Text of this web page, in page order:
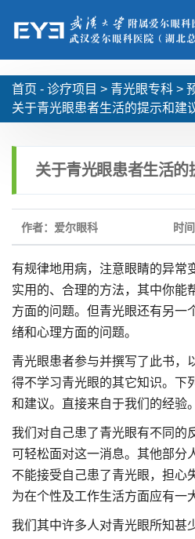
首页 - 诊疗项目 > 青光眼专科 >
关于青光眼患者生活的提示和建
关于青光眼患者生活的
作者：爱尔眼科 时
有规律地用病，注意眼睛的异常
实用的、合理的方法，其中你能
方面的问题。但青光眼还有另一
绪和心理方面的问题。
青光眼患者参与并撰写了此书，
得不学习青光眼的其它知识。下
和建议。直接来自于我们的经验。
我们对自己患了青光眼有不同的
可轻松面对这一消息。其他部分
不能接受自己患了青光眼，担心
为在个性及工作生活方面应有一
我们其中许多人对青光眼所知甚